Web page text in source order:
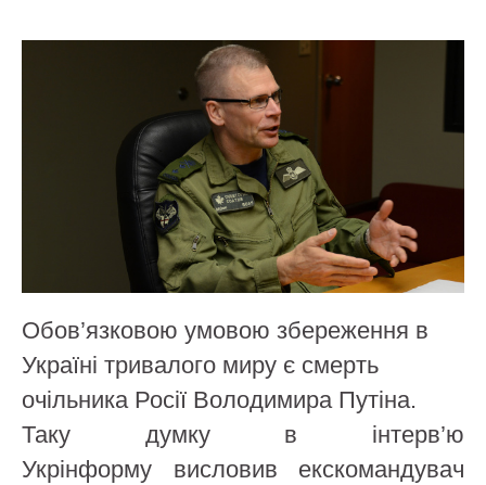
Обов’язковою умовою збереження в
Україні тривалого миру є смерть
очільника Росії Володимира Путіна.
Таку думку в інтерв’ю
Укрінформу висловив екскомандувач